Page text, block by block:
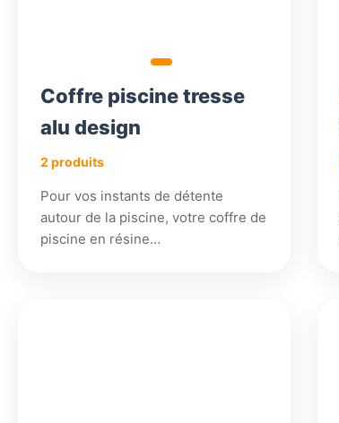
Coffre piscine tresse
alu design
2 produits
Pour vos instants de détente
autour de la piscine, votre coffre de
piscine en résine…